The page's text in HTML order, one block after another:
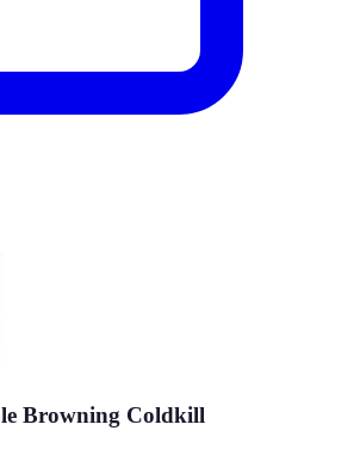
Browning Coldkill